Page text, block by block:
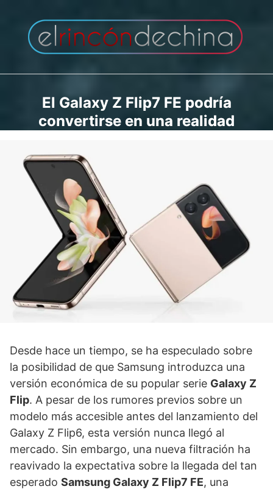
contenido
El Galaxy Z Flip7 FE podría
convertirse en una realidad
Desde hace un tiempo, se ha especulado sobre
la posibilidad de que Samsung introduzca una
versión económica de su popular serie Galaxy Z
Flip. A pesar de los rumores previos sobre un
modelo más accesible antes del lanzamiento del
Galaxy Z Flip6, esta versión nunca llegó al
mercado. Sin embargo, una nueva filtración ha
reavivado la expectativa sobre la llegada del tan
esperado Samsung Galaxy Z Flip7 FE, una